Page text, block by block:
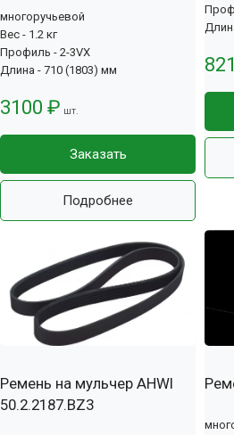
многоручьевой
Вес - 1.2 кг
Профиль - 2-3VX
Длина - 710 (1803) мм
3100 ₽ шт.
Заказать
Подробнее
Ремень на мульчер AHWI
50.2.2187.BZ3